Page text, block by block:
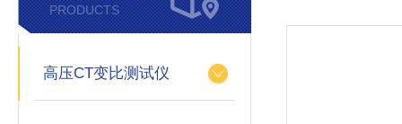
PRODUCTS
高压CT变比测试仪